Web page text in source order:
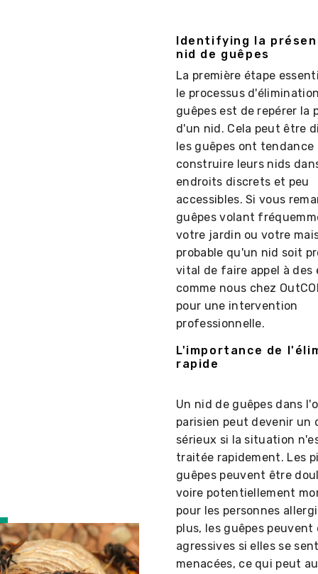
Identifying la
nid de guêpes
La première étape
le processus
guêpes est de repérer la
d'un nid. Cela peut être
les guêpes ont tendance
construire leurs nids
endroits discrets et peu
accessibles. Si vous
guêpes volant
votre jardin ou votre
probable qu'un nid soit
vital de faire appel à des
comme nous chez
pour une intervention
professionnelle.
L'importance de
rapide
Un nid de guêpes dans
parisien peut devenir un
sérieux si la situation
traitée rapidement. Les
guêpes peuvent être
voire potentiellement
pour les personnes
plus, les guêpes peuvent
agressives si elles se
menacées, ce qui peut